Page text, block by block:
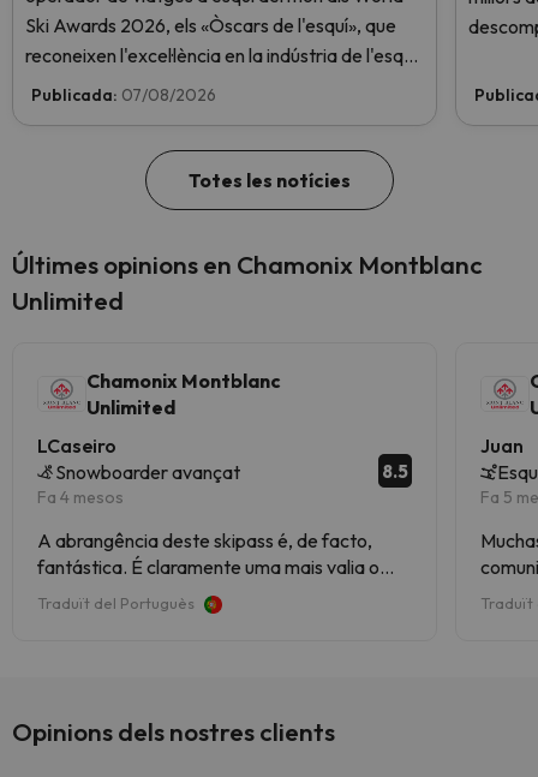
Ski Awards 2026, els «Òscars de l'esquí», que
reconeixen l'excel·lència en la indústria de l'esquí.
Vota ara i ajuda'ns a arribar al capdamunt!
Publicada: 07/08/2026
Totes les notícies
Últimes opinions en Chamonix Montblanc
Unlimited
Chamonix Montblanc
Unlimited
LCaseiro
Snowboarder avançat
Fa 4 mesos
8.5
A abrangência deste skipass é, de facto,
fantástica. É claramente uma mais valia o
facto de dar acesso a Courmayeur e a
Megève, apesar de alguma custo extra de
das várias estâncias faz deste destino um
Traduït del Portuguès
Juan
Fa 5
Traduït
Opinions dels nostres clients